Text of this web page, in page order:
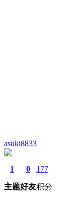
asuki8833
1
主题
0
好友
177
积分